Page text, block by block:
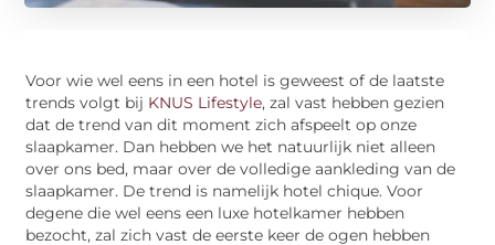
Voor wie wel eens in een hotel is geweest of de laatste
trends volgt bij KNUS Lifestyle, zal vast hebben gezien
dat de trend van dit moment zich afspeelt op onze
slaapkamer. Dan hebben we het natuurlijk niet alleen
over ons bed, maar over de volledige aankleding van de
slaapkamer. De trend is namelijk hotel chique. Voor
degene die wel eens een luxe hotelkamer hebben
bezocht, zal zich vast de eerste keer de ogen hebben